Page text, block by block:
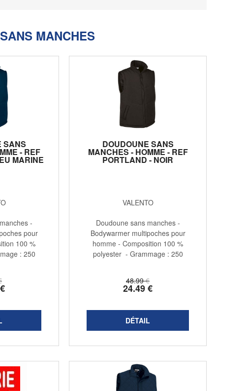
MANCHES
SANS
- REF
MARINE
€
-
pour
100 %
: 250
DOUDOUNE SANS
MANCHES - HOMME - REF
PORTLAND - NOIR
VALENTO
48.99 €
24.49€
Doudoune sans manches -
Bodywarmer multipoches pour
homme - Composition 100 %
polyester - Grammage : 250